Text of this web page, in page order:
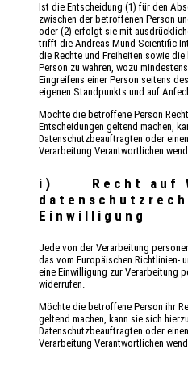
Ist die Entscheidung (1) für den
zwischen der betroffenen Person
oder (2) erfolgt sie mit
trifft die Andreas Mund Scientific
die Rechte und Freiheiten sowie
Person zu wahren, wozu
Eingreifens einer Person seitens
eigenen Standpunkts und auf
Möchte die betroffene Person
Entscheidungen geltend machen,
Datenschutzbeauftragten oder
Verarbeitung Verantwortlichen
i) Recht auf
Einwilligung
Jede von der Verarbeitung
das vom Europäischen Richtlinien-
eine Einwilligung zur Verarbeitung
widerrufen.
Möchte die betroffene Person ihr
geltend machen, kann sie sich
Datenschutzbeauftragten oder
Verarbeitung Verantwortlichen